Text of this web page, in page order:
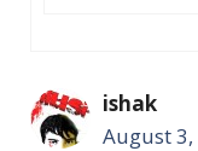
ishak
August